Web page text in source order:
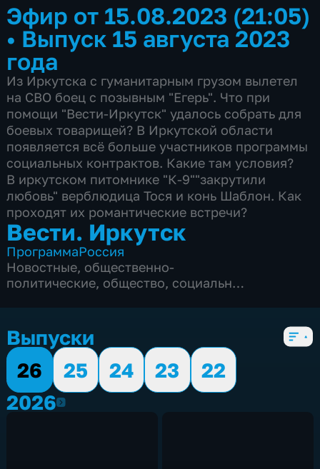
Эфир от 15.08.2023 (21:05)
• Выпуск 15 августа 2023
года
Из Иркутска с гуманитарным грузом вылетел
на СВО боец с позывным "Егерь". Что при
помощи "Вести-Иркутск" удалось собрать для
боевых товарищей? В Иркутской области
появляется всё больше участников программы
социальных контрактов. Какие там условия?
В иркутском питомнике "К-9""закрутили
любовь" верблюдица Тося и конь Шаблон. Как
проходят их романтические встречи?
Вести. Иркутск
ПрограммаРоссия
Новостные, общественно-
политические, общество, социально-
Выпуски
26
25 24 23
22
20262026